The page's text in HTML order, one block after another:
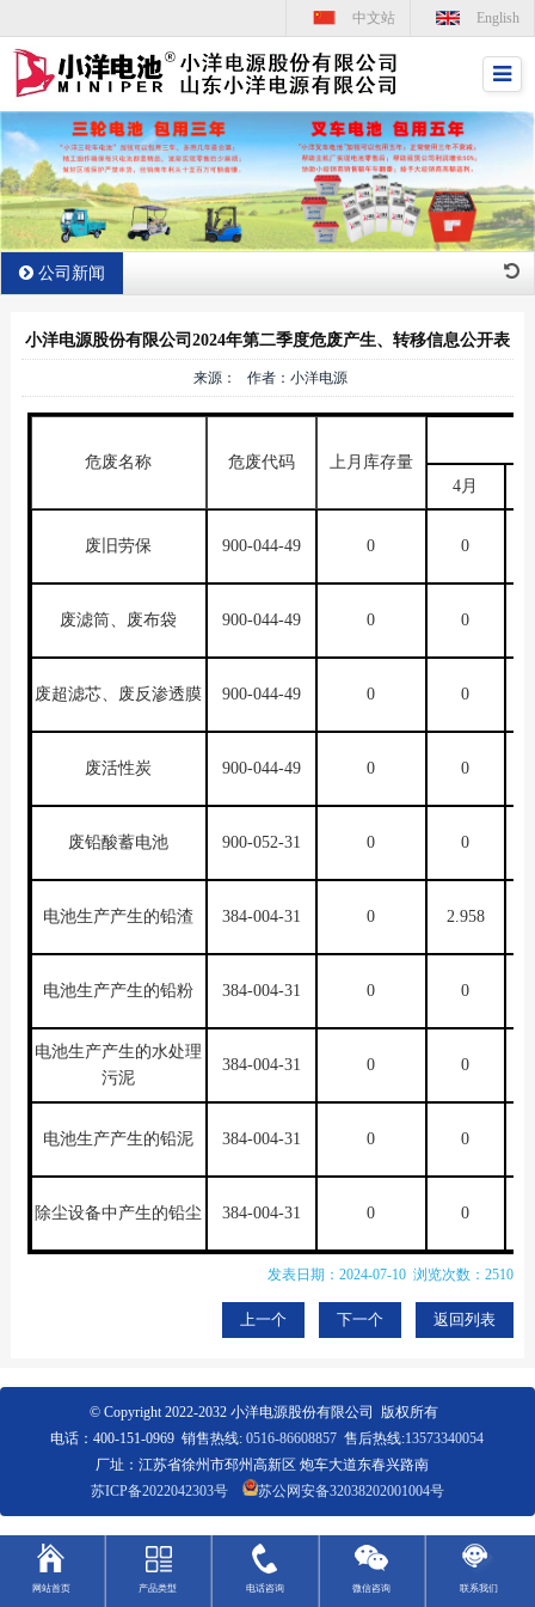
中文站 English
公司新闻
小洋电源股份有限公司2024年第二季度危废产生、转移信息公开表
来源： 作者：小洋电源
危废名称 危废代码 上月库存量
4月
废旧劳保 900-044-49 0 0
废滤筒、废布袋 900-044-49 0 0
废超滤芯、废反渗透膜 900-044-49 0 0
废活性炭 900-044-49 0 0
废铅酸蓄电池 900-052-31 0 0
电池生产产生的铅渣 384-004-31 0 2.958
电池生产产生的铅粉 384-004-31 0 0
电池生产产生的水处理
污泥
384-004-31 0 0
电池生产产生的铅泥 384-004-31 0 0
除尘设备中产生的铅尘 384-004-31 0 0
发表日期：2024-07-10 浏览次数：2510
上一个 下一个 返回列表
© Copyright 2022-2032 小洋电源股份有限公司 版权所有
电话：400-151-0969 销售热线:0516-86608857 售后热线:13573340054
厂址：江苏省徐州市邳州高新区 炮车大道东春兴路南
苏ICP备2022042303号
苏公网安备32038202001004号
网站首页 产品类型 电话咨询 微信咨询 联系我们